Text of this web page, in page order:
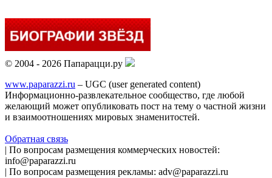
© 2004 - 2026 Папарацци.ру
www.paparazzi.ru – UGC (user generated content)
Информационно-развлекательное сообщество, где любой
желающий может опубликовать пост на тему о частной жизни
и взаимоотношениях мировых знаменитостей.
Обратная связь
| По вопросам размещения коммерческих новостей:
info@paparazzi.ru
| По вопросам размещения рекламы: adv@paparazzi.ru